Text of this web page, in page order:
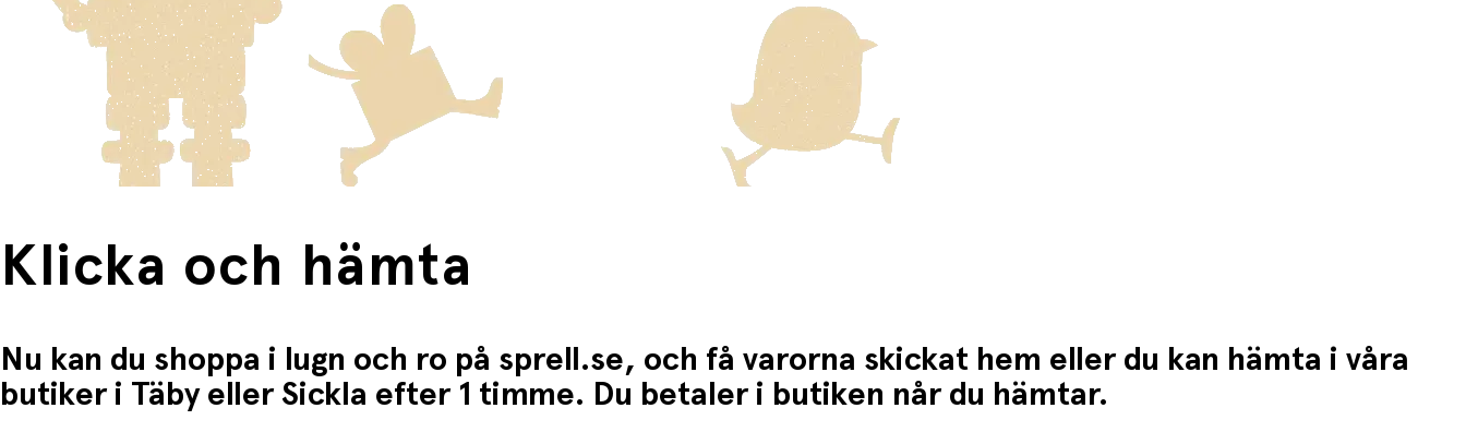
Fri frakt när du handlar för mer än 1500:-
Klicka och hämta
Nu kan du shoppa i lugn och ro på sprell.se, och få varorna skickat hem eller du kan hämta i våra
butiker i Täby eller Sickla efter 1 timme. Du betaler i butiken når du hämtar.